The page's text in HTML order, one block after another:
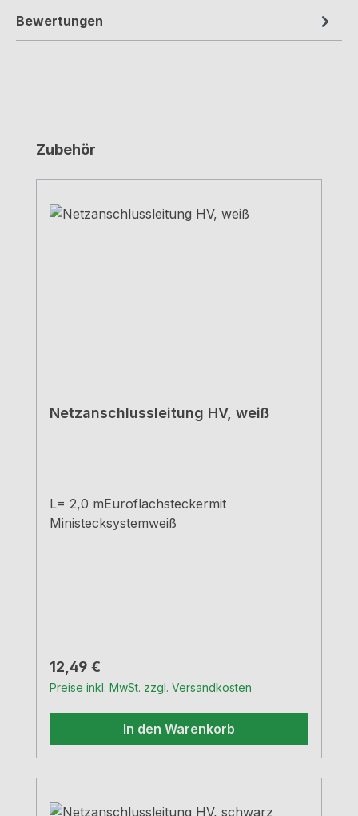
Bewertungen
Produktgalerie überspringen
Zubehör
Netzanschlussleitung HV, weiß
L= 2,0 mEuroflachsteckermit
Ministecksystemweiß
Regulärer Preis:
12,49 €
Preise inkl. MwSt. zzgl. Versandkosten
In den Warenkorb